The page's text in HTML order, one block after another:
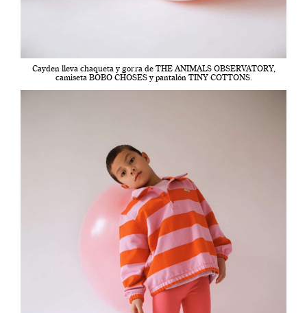
Cayden lleva chaqueta y gorra de THE ANIMALS OBSERVATORY,
camiseta BOBO CHOSES y pantalón TINY COTTONS.